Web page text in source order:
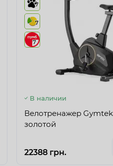
7
7
7
В наличии
Велотренажер
золотой
22388 грн.